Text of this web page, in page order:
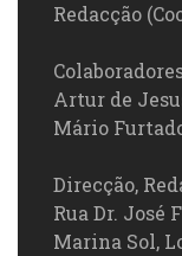
Redacção
Artur de
Mário
Direcção,
Rua Dr. José
Marina Sol,